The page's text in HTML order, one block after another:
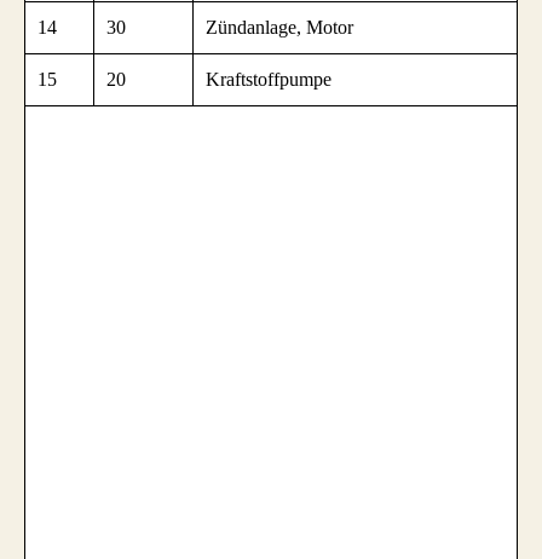
14 30 Zündanlage, Motor
15 20 Kraftstoffpumpe